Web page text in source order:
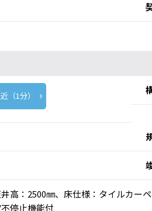
（1分）
井高：2500㎜、床仕様：タイルカ
停止機能付